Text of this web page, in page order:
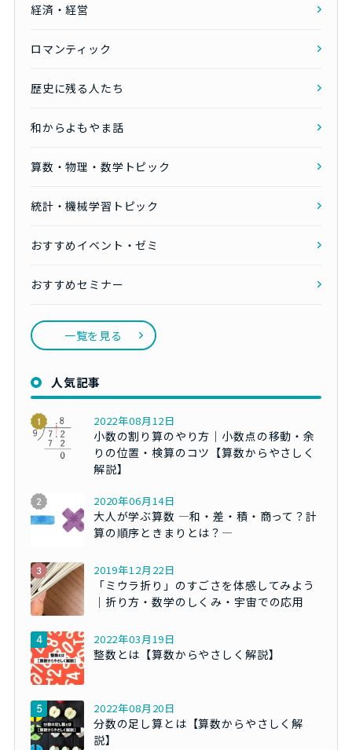
経済・経営
ロマンティック
歴史に残る人たち
和からよもやま話
算数・物理・数学トピック
統計・機械学習トピック
おすすめイベント・ゼミ
おすすめセミナー
一覧を見る
人気記事
2022年08月12日
小数の割り算のやり方｜小数点の移動・余
りの位置・検算のコツ【算数からやさしく
解説】
2020年06月14日
大人が学ぶ算数 ―和・差・積・商って？計
算の順序ときまりとは？―
2019年12月22日
「ミウラ折り」のすごさを体感してみよう
｜折り方・数学のしくみ・宇宙での応用
2022年03月19日
整数とは【算数からやさしく解説】
2022年08月20日
分数の足し算とは【算数からやさしく解
説】